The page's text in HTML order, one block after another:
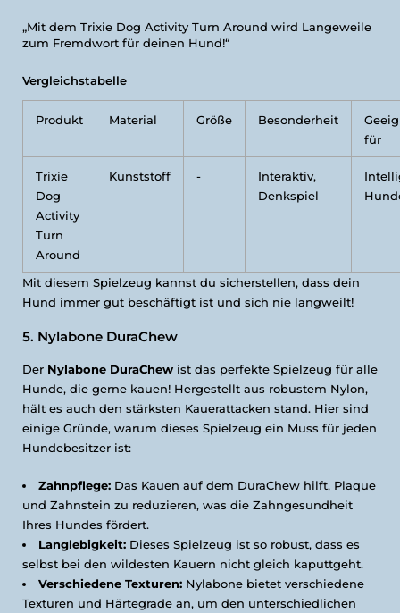
„Mit dem Trixie Dog Activity Turn Around wird Langeweile
zum Fremdwort für deinen Hund!“
Vergleichstabelle
Produkt Material Größe Besonderheit
für
Trixie
Dog
Activity
Turn
Around
Kunststoff -
Interaktiv,
Denkspiel
Mit diesem Spielzeug kannst du sicherstellen, dass dein
Hund immer gut beschäftigt ist und sich nie langweilt!
5. Nylabone DuraChew
Der Nylabone DuraChew ist das perfekte Spielzeug für alle
Hunde, die gerne kauen! Hergestellt aus robustem Nylon,
hält es auch den stärksten Kauerattacken stand. Hier sind
einige Gründe, warum dieses Spielzeug ein Muss für jeden
Hundebesitzer ist:
Zahnpflege: Das Kauen auf dem DuraChew hilft, Plaque
und Zahnstein zu reduzieren, was die Zahngesundheit
Ihres Hundes fördert.
Langlebigkeit: Dieses Spielzeug ist so robust, dass es
selbst bei den wildesten Kauern nicht gleich kaputtgeht.
Verschiedene Texturen: Nylabone bietet verschiedene
Texturen und Härtegrade an, um den unterschiedlichen